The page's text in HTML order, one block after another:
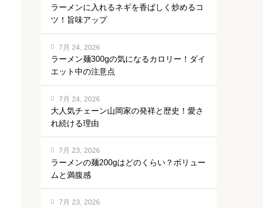
ラーメンに入れるネギを香ばしく炒めるコ
ツ！旨味アップ
ラーメン麺300gの気になるカロリー！ダイ
エット中の注意点
7月 24, 2026
大人気チェーン山岡家の発祥と歴史！愛さ
れ続ける理由
7月 24, 2026
ラーメンの麺200gはどのくらい？ボリュー
ムと満腹感
7月 23, 2026
7月 23, 2026